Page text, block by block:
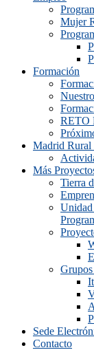
Mujer
Formación
RETO
Madrid Rural
Más
Tierra
Unidad
Sede
Contacto